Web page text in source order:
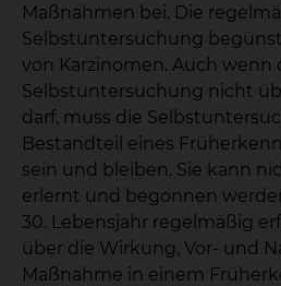
Maßnahmen bei. Die
Selbstuntersuchung
von Karzinomen. Auch
Selbstuntersuchung nicht
darf, muss die
Bestandteil eines
sein und bleiben. Sie kann
erlernt und begonnen
30. Lebensjahr regelmäßig
über die Wirkung, Vor- und
Maßnahme in einem